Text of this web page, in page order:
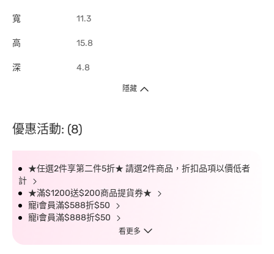
寬 11.3
高 15.8
深 4.8
隱藏
優惠活動: (8)
★任選2件享第二件5折★ 請選2件商品，折扣品項以價低者
計
★滿$1200送$200商品提貨券★
寵i會員滿$588折$50
寵i會員滿$888折$50
看更多